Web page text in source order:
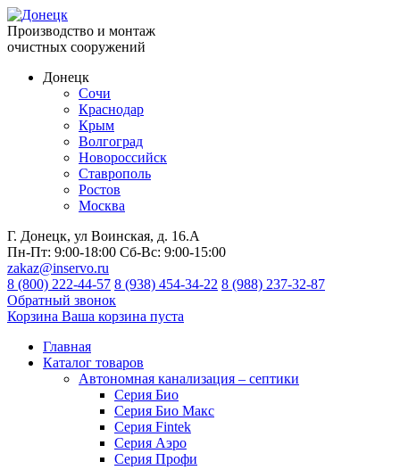
Производство и монтаж
очистных сооружений
Донецк
Сочи
Краснодар
Крым
Волгоград
Новороссийск
Ставрополь
Ростов
Москва
Г. Донецк, ул Воинская, д. 16.А
Пн-Пт: 9:00-18:00 Сб-Вс: 9:00-15:00
zakaz@inservo.ru
8 (800) 222-44-57 8 (938) 454-34-22 8 (988) 237-32-87
Обратный звонок
Корзина Ваша корзина пуста
Главная
Каталог товаров
Автономная канализация – септики
Серия Био
Серия Био Макс
Серия Fintek
Серия Аэро
Серия Профи